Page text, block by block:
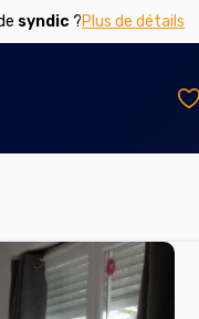
syndic ?Plus de détails